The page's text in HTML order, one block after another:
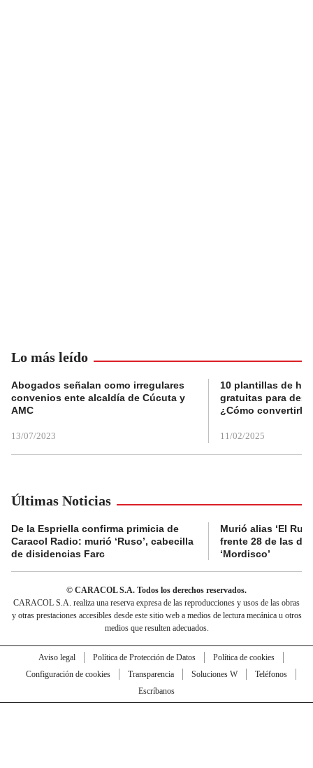
Lo más leído
Abogados señalan como irregulares
convenios ente alcaldía de Cúcuta y
AMC
13/07/2023
10 plantillas de
gratuitas para
¿Cómo convertirla
11/02/2025
Últimas Noticias
De la Espriella confirma primicia de
Caracol Radio: murió ‘Ruso’, cabecilla
de disidencias Farc
Murió alias ‘El
frente 28 de las
‘Mordisco’
© CARACOL S.A. Todos los derechos reservados.
CARACOL S.A. realiza una reserva expresa de las reproducciones y usos de las obras
y otras prestaciones accesibles desde este sitio web a medios de lectura mecánica u otros
medios que resulten adecuados.
Aviso legal Política de Protección de Datos
Política de cookies
Configuración de cookies
Transparencia Soluciones W
Teléfonos
Escríbanos